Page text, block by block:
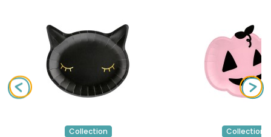
Collection Collection